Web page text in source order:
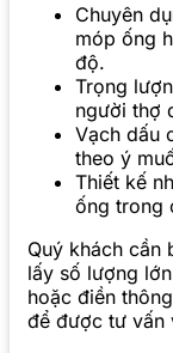
Chuyên
móp ống
độ.
Trọng
người thợ
Vạch dấu
theo ý
Thiết kế
ống trong
Quý khách cần
lấy số lượng
hoặc điền
để được tư vấn